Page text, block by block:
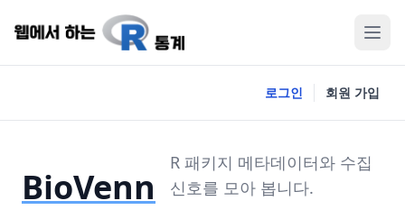
로그인 회원 가입
BioVenn
R 패키지 메타데이터와 수집
신호를 모아 봅니다.